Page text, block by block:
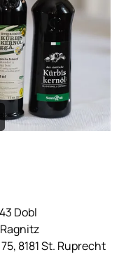
Dobl
8181 St. Ruprecht